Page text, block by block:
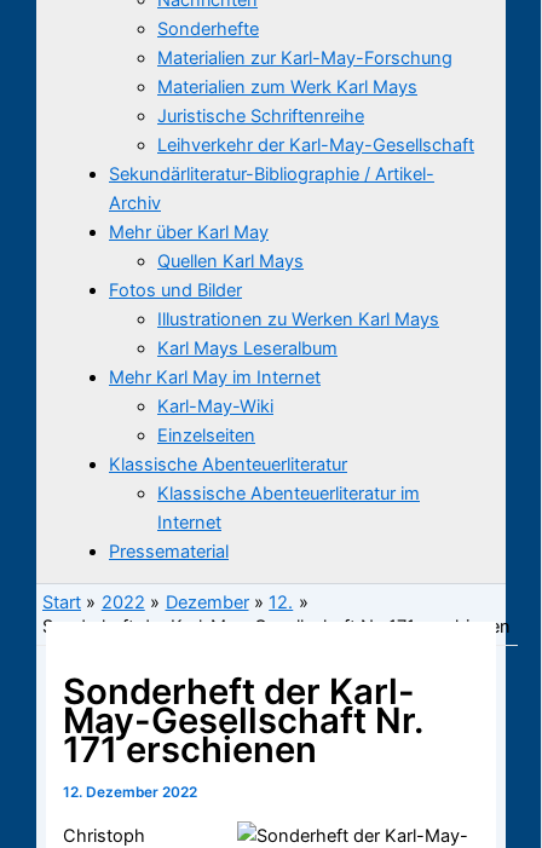
Sonderhefte
Materialien zur Karl-May-Forschung
Materialien zum Werk Karl Mays
Juristische Schriftenreihe
Leihverkehr der Karl-May-Gesellschaft
Sekundärliteratur-Bibliographie / Artikel-
Archiv
Mehr über Karl May
Quellen Karl Mays
Fotos und Bilder
Illustrationen zu Werken Karl Mays
Karl Mays Leseralbum
Mehr Karl May im Internet
Karl-May-Wiki
Einzelseiten
Klassische Abenteuerliteratur
Klassische Abenteuerliteratur im
Internet
Pressematerial
Start 2022 Dezember
12.
Sonderheft der Karl-May-Gesellschaft Nr. 171 erschienen
Sonderheft der Karl-
May-Gesellschaft Nr.
171 erschienen
12. Dezember 2022
Christoph